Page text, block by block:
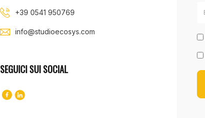
+39 0541 950769
info@studioecosys.com
SEGUICI SUI SOCIAL